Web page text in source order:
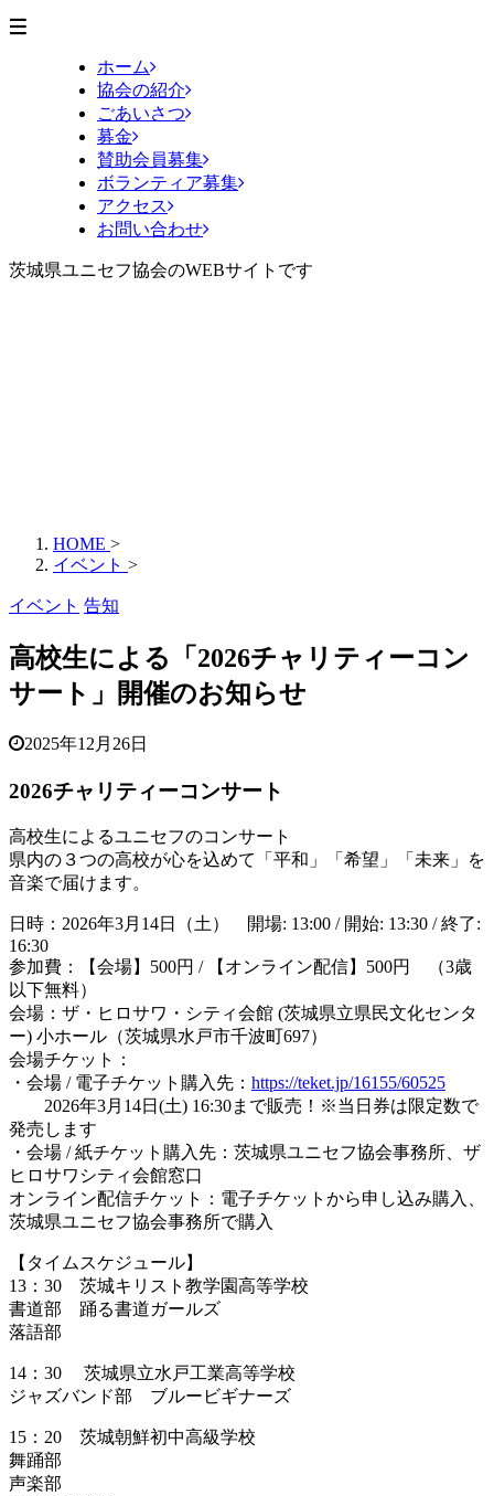
ホーム
協会の紹介
ごあいさつ
募金
賛助会員募集
ボランティア募集
アクセス
お問い合わせ
茨城県ユニセフ協会のWEBサイトです
HOME >
イベント >
イベント 告知
高校生による「2026チャリティーコン
サート」開催のお知らせ
2025年12月26日
2026チャリティーコンサート
高校生によるユニセフのコンサート
県内の３つの高校が心を込めて「平和」「希望」「未来」を
音楽で届けます。
日時： 2026年3月14日（土）
開場: 13:00 / 開始: 13:30 / 終了:
16:30
参加費：【会場】500円 / 【オンライン配信】500円 （3歳
以下無料）
会場：ザ・ヒロサワ・シティ会館 (茨城県立県民文化センタ
ー) 小ホール（茨城県水戸市千波町697）
会場チケット：
・ 会場 / 電子チケット 購入先： https://teket.jp/16155/60525
2026年3月14日(土) 16:30まで販売！※当日券は限定数で
発売します
・ 会場 / 紙チケット 購入先：茨城県ユニセフ協会事務所、ザ
ヒロサワシティ会館窓口
オンライン配信チケット：電子チケットから申し込み購入、
茨城県ユニセフ協会事務所で購入
【タイムスケジュール】
13：30 茨城キリスト教学園高等学校
書道部 踊る書道ガールズ
落語部
14：30 茨城県立水戸工業高等学校
ジャズバンド部 ブルービギナーズ
15：20 茨城朝鮮初中高級学校
舞踊部
声楽部